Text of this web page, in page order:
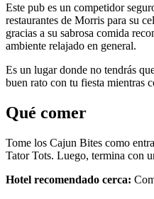
Este pub es un competidor
restaurantes de Morris para su
gracias a su sabrosa comida
ambiente relajado en general.
Es un lugar donde no tendrás
buen rato con tu fiesta mientras
Qué comer
Tome los Cajun Bites como
Tator Tots. Luego, termina con
Hotel recomendado cerca: